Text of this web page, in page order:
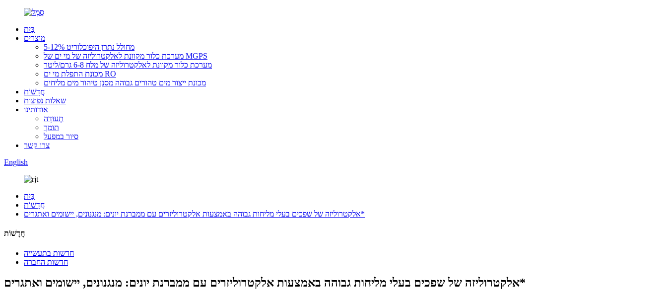
בַּיִת
מוצרים
מחולל נתרן היפוכלוריט 5-12%
מערכת כלור מקוונת לאלקטרוליזה של מי ים של MGPS
מערכת כלור מקוונת לאלקטרוליזה של מלח 6-8 גרם/ליטר
מכונת התפלת מי ים RO
מכונת ייצור מים טהורים גבוהה מסנן טיהור מים מליחים
חֲדָשׁוֹת
שאלות נפוצות
אודותינו
תְעוּדָה
תומך
סיור במפעל
צרו קשר
English
בַּיִת
חֲדָשׁוֹת
אלקטרוליזה של שפכים בעלי מליחות גבוהה באמצעות אלקטרוליזרים עם ממברנת יונים: מנגנונים, יישומים ואתגרים*
חֲדָשׁוֹת
חדשות בתעשייה
חדשות החברה
אלקטרוליזה של שפכים בעלי מליחות גבוהה באמצעות אלקטרוליזרים עם ממברנת יונים: מנגנונים, יישומים ואתגרים*